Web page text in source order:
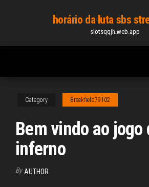
content
horário da luta sbs
slotsqqjh.web.app
Category Breakfield79102
Bem vindo ao jogo
inferno
By AUTHOR